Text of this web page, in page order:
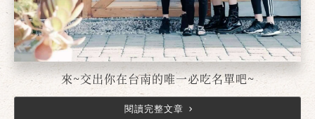
來~交出你在台南的唯一必吃名單吧~
閱讀完整文章